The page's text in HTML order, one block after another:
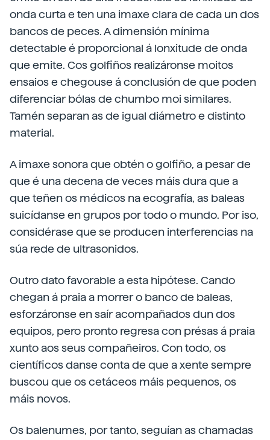
onda curta e ten una imaxe clara de cada un dos
bancos de peces. A dimensión mínima
detectable é proporcional á lonxitude de onda
que emite. Cos golfiños realizáronse moitos
ensaios e chegouse á conclusión de que poden
diferenciar bólas de chumbo moi similares.
Tamén separan as de igual diámetro e distinto
material.
A imaxe sonora que obtén o golfiño, a pesar de
que é una decena de veces máis dura que a
que teñen os médicos na ecografía, as baleas
suicídanse en grupos por todo o mundo. Por iso,
considérase que se producen interferencias na
súa rede de ultrasonidos.
Outro dato favorable a esta hipótese. Cando
chegan á praia a morrer o banco de baleas,
esforzáronse en saír acompañados dun dos
equipos, pero pronto regresa con présas á praia
xunto aos seus compañeiros. Con todo, os
científicos danse conta de que a xente sempre
buscou que os cetáceos máis pequenos, os
máis novos.
Os balenumes, por tanto, seguían as chamadas